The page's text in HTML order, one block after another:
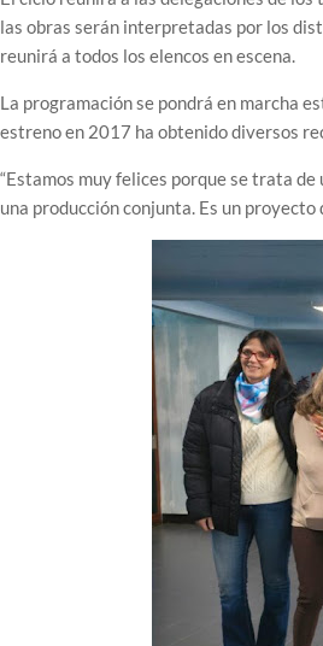
las obras serán interpretadas por los
reunirá a todos los elencos en escena.
La programación se pondrá en marcha
estreno en 2017 ha obtenido diversos
“Estamos muy felices porque se trata
una producción conjunta. Es un